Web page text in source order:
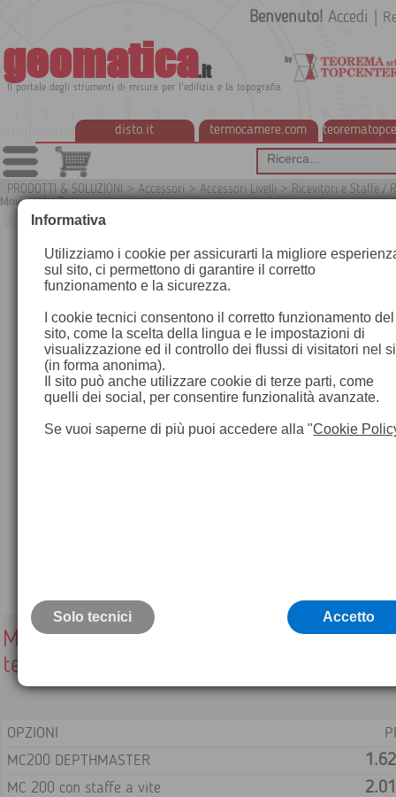
geomatica.it
Il portale degli strumenti di misura per l'edilizia e la topografia
disto.it termocamere.com
Benvenuto! Accedi
PRODOTTI & SOLUZIONI > Accessori > Accessori Livelli > Ricevitori e Staffe /
Movimento Terra
MC200 DEPTHMASTER Ricevitore
terra Leica
OPZIONI
MC200 DEPTHMASTER
MC 200 con staffe a vite
Informativa
Utilizziamo i cookie per assicurarti la migliore
sul sito, ci permettono di garantire il corretto
funzionamento e la sicurezza.
I cookie tecnici consentono il corretto funzionamento del
sito, come la scelta della lingua e le impostazioni di
visualizzazione ed il controllo dei flussi di visitatori nel
(in forma anonima).
Il sito può anche utilizzare cookie di terze parti, come
quelli dei social, per consentire funzionalità avanzate.
Se vuoi saperne di più puoi accedere alla "Cookie
Solo tecnici Accetto